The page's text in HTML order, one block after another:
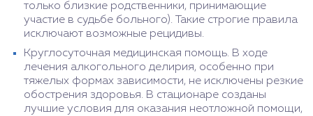
только близкие родственники, принимающие
участие в судьбе больного). Такие строгие правила
исключают возможные рецидивы.
Круглосуточная медицинская помощь. В ходе
лечения алкогольного делирия, особенно при
тяжелых формах зависимости, не исключены резкие
обострения здоровья. В стационаре созданы
лучшие условия для оказания неотложной помощи,